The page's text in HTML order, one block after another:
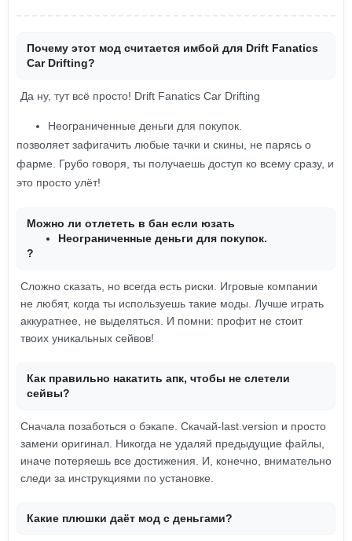
Почему этот мод считается имбой для Drift Fanatics
Car Drifting?
Да ну, тут всё просто! Drift Fanatics Car Drifting
Неограниченные деньги для покупок.
позволяет зафигачить любые тачки и скины, не парясь о
фарме. Грубо говоря, ты получаешь доступ ко всему сразу, и
это просто улёт!
Можно ли отлететь в бан если юзать
Неограниченные деньги для покупок.
?
Сложно сказать, но всегда есть риски. Игровые компании
не любят, когда ты используешь такие моды. Лучше играть
аккуратнее, не выделяться. И помни: профит не стоит
твоих уникальных сейвов!
Как правильно накатить апк, чтобы не слетели
сейвы?
Сначала позаботься о бэкапе. Скачай-last.version и просто
замени оригинал. Никогда не удаляй предыдущие файлы,
иначе потеряешь все достижения. И, конечно, внимательно
следи за инструкциями по установке.
Какие плюшки даёт мод с деньгами?